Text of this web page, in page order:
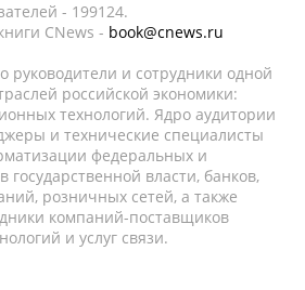
- 199124.
CNews - book@cnews.ru
руководители и сотрудники одной
российской экономики:
технологий. Ядро аудитории
и технические специалисты
федеральных и
государственной власти, банков,
розничных сетей, а также
компаний-поставщиков
и услуг связи.